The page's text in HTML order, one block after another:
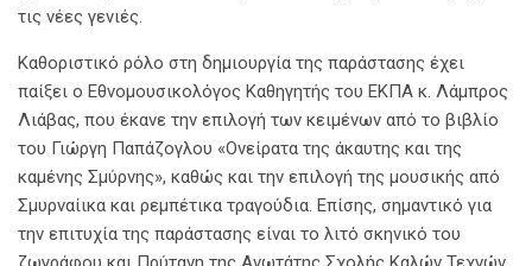
τις νέες γενιές.
Καθοριστικό ρόλο στη δημιουργία της παράστασης έχει
παίξει ο Εθνομουσικολόγος Καθηγητής του ΕΚΠΑ κ. Λάμπρος
Λιάβας, που έκανε την επιλογή των κειμένων από το βιβλίο
του Γιώργη Παπάζογλου «Ονείρατα της άκαυτης και της
καμένης Σμύρνης», καθώς και την επιλογή της μουσικής από
Σμυρναίικα και ρεμπέτικα τραγούδια. Επίσης, σημαντικό για
την επιτυχία της παράστασης είναι το λιτό σκηνικό του